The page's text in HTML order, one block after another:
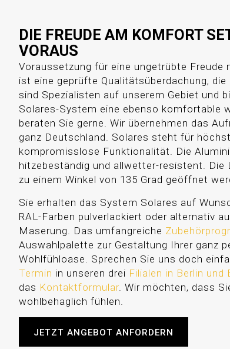
DIE FREUDE AM KOMFORT
VORAUS
Voraussetzung für eine ungetrübte Freude
ist eine geprüfte Qualitätsüberdachung,
sind Spezialisten auf unserem Gebiet und
Solares-System eine ebenso komfortable
beraten Sie gerne. Wir übernehmen das
ganz Deutschland. Solares steht für
kompromisslose Funktionalität. Die
hitzebeständig und allwetter-resistent. Die
zu einem Winkel von 135 Grad geöffnet
Sie erhalten das System Solares auf
RAL-Farben pulverlackiert oder alternativ
Maserung. Das umfangreiche
Auswahlpalette zur Gestaltung Ihrer ganz
Wohlfühloase. Sprechen Sie uns doch
Termin in unseren drei Filialen in Berlin und
das Kontaktformular. Wir möchten, dass
wohlbehaglich fühlen.
JETZT ANGEBOT ANFORDERN